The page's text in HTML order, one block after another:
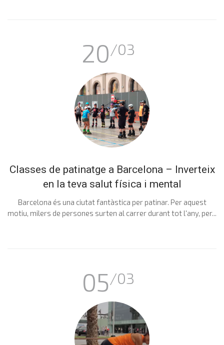
20/03
Classes de patinatge a Barcelona – Inverteix
en la teva salut física i mental
Barcelona és una ciutat fantàstica per patinar. Per aquest
motiu, milers de persones surten al carrer durant tot l'any, per...
05/03